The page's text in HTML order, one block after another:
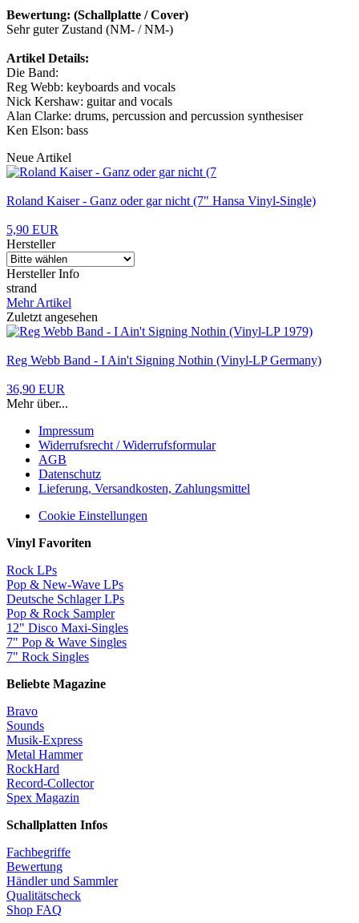
Bewertung: (Schallplatte / Cover)
Sehr guter Zustand (NM- / NM-)
Artikel Details:
Die Band:
Reg Webb: keyboards and vocals
Nick Kershaw: guitar and vocals
Alan Clarke: drums, percussion and percussion synthesiser
Ken Elson: bass
Neue Artikel
Roland Kaiser - Ganz oder gar nicht (7" Hansa Vinyl-Single)
5,90 EUR
Hersteller
Hersteller Info
strand
Mehr Artikel
Zuletzt angesehen
Reg Webb Band - I Ain't Signing Nothin (Vinyl-LP Germany)
36,90 EUR
Mehr über...
Impressum
Widerrufsrecht / Widerrufsformular
AGB
Datenschutz
Lieferung, Versandkosten, Zahlungsmittel
Cookie Einstellungen
Vinyl Favoriten
Rock LPs
Pop & New-Wave LPs
Deutsche Schlager LPs
Pop & Rock Sampler
12" Disco Maxi-Singles
7" Pop & Wave Singles
7" Rock Singles
Beliebte Magazine
Bravo
Sounds
Musik-Express
Metal Hammer
RockHard
Record-Collector
Spex Magazin
Schallplatten Infos
Fachbegriffe
Bewertung
Händler und Sammler
Qualitätscheck
Shop FAQ